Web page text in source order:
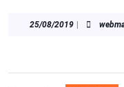
25/08/201925/08/2019